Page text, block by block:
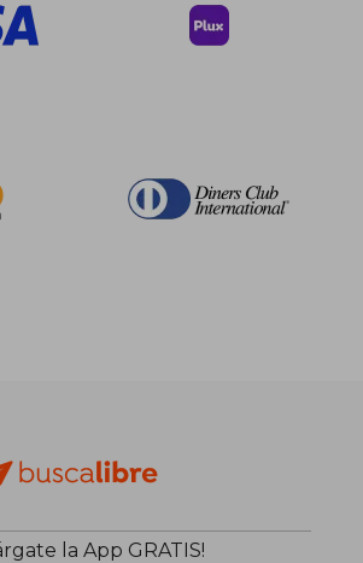
la App GRATIS!